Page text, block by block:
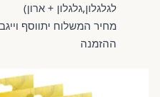
לגלגלון,גלגלון + ארון)
מחיר המשלוח יתווסף
ההזמנה